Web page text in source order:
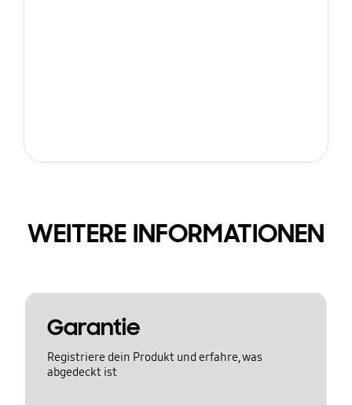
WEITERE INFORMATIONEN
Garantie
Registriere dein Produkt und erfahre, was
abgedeckt ist